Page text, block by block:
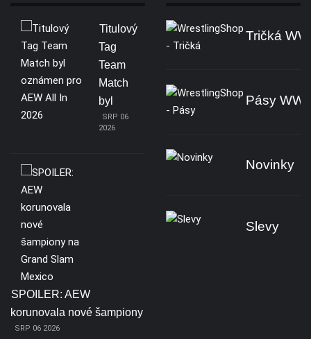
Titulový
Tag
Team
Match
byl
SRP 06
2026
SPOILER: AEW
korunovala nové šampiony
SRP 06 2026
Tričká
Pásy
Novinky
Slevy